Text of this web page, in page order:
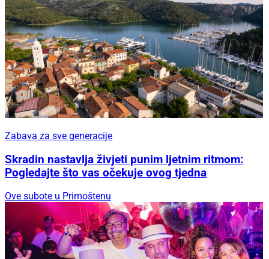
Zabava za sve generacije
Skradin nastavlja živjeti punim ljetnim ritmom:
Pogledajte što vas očekuje ovog tjedna
Ove subote u Primoštenu